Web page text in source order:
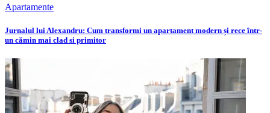
Apartamente
Jurnalul lui Alexandru: Cum transformi un apartament modern și rece într-
un cămin mai clad si primitor